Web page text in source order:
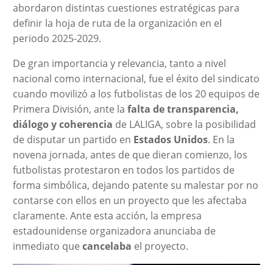
abordaron distintas cuestiones estratégicas para
definir la hoja de ruta de la organización en el
periodo 2025-2029.
De gran importancia y relevancia, tanto a nivel
nacional como internacional, fue el éxito del sindicato
cuando movilizó a los futbolistas de los 20 equipos de
Primera División, ante la falta de transparencia,
diálogo y coherencia de LALIGA, sobre la posibilidad
de disputar un partido en Estados Unidos. En la
novena jornada, antes de que dieran comienzo, los
futbolistas protestaron en todos los partidos de
forma simbólica, dejando patente su malestar por no
contarse con ellos en un proyecto que les afectaba
claramente. Ante esta acción, la empresa
estadounidense organizadora anunciaba de
inmediato que cancelaba el proyecto.